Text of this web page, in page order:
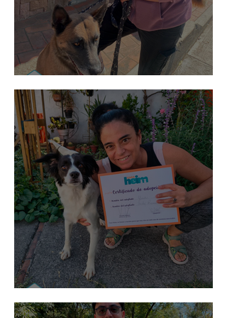
Morris
Noa